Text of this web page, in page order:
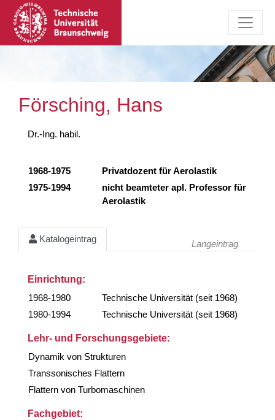
Försching, Hans
Dr.-Ing. habil.
1968-1975
Privatdozent für Aerolastik
1975-1994
nicht beamteter apl. Professor für
Aerolastik
Katalogeintrag Langeintrag
Einrichtung:
1968-1980
Technische Universität (seit 1968)
1980-1994
Technische Universität (seit 1968)
Lehr- und Forschungsgebiete:
Dynamik von Strukturen
Transsonisches Flattern
Flattern von Turbomaschinen
Fachgebiet: